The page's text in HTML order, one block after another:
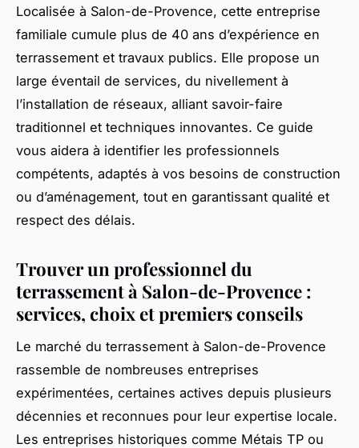
Localisée à Salon-de-Provence, cette entreprise
familiale cumule plus de 40 ans d’expérience en
terrassement et travaux publics. Elle propose un
large éventail de services, du nivellement à
l’installation de réseaux, alliant savoir-faire
traditionnel et techniques innovantes. Ce guide
vous aidera à identifier les professionnels
compétents, adaptés à vos besoins de construction
ou d’aménagement, tout en garantissant qualité et
respect des délais.
Trouver un professionnel du
terrassement à Salon-de-Provence :
services, choix et premiers conseils
Le marché du terrassement à Salon-de-Provence
rassemble de nombreuses entreprises
expérimentées, certaines actives depuis plusieurs
décennies et reconnues pour leur expertise locale.
Les entreprises historiques comme Métais TP ou